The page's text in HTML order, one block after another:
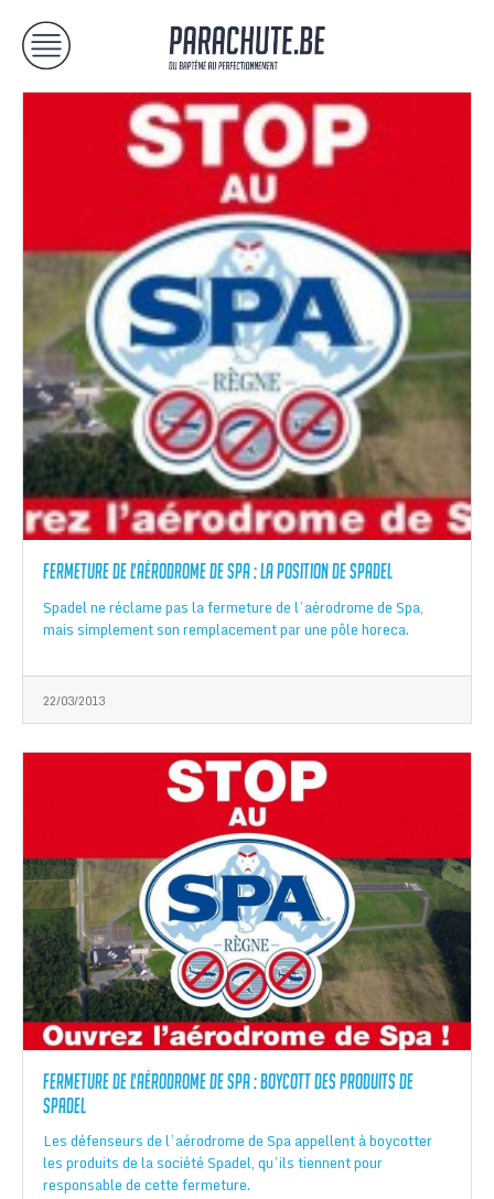
Fermeture de l’aérodrome de Spa : la position de Spadel
Spadel ne réclame pas la fermeture de l’aérodrome de Spa,
mais simplement son remplacement par une pôle horeca.
22/03/2013
Fermeture de l’aérodrome de Spa : boycott des produits de
Spadel
Les défenseurs de l’aérodrome de Spa appellent à boycotter
les produits de la société Spadel, qu’ils tiennent pour
responsable de cette fermeture.